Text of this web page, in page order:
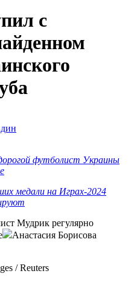
с
футболист Украины
медали на Играх-2024
Мудрик регулярно
Анастасия Борисова
/ Reuters